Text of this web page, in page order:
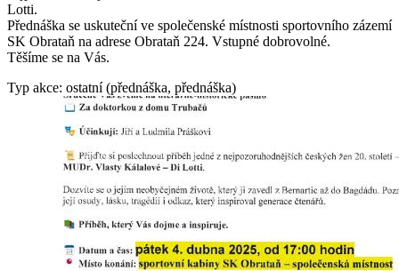
Lotti.
Přednáška se uskuteční ve společenské místnosti sportovního zázemí
SK Obrataň na adrese Obrataň 224. Vstupné dobrovolné.
Těšíme se na Vás.
Typ akce: ostatní (přednáška, přednáška)